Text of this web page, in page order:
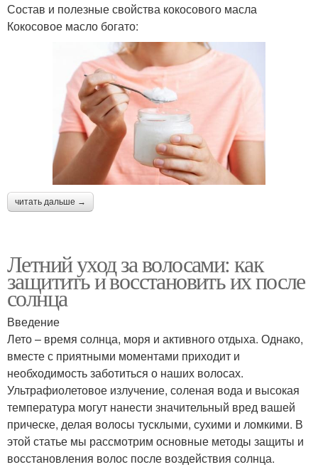
Состав и полезные свойства кокосового масла
Кокосовое масло богато:
читать дальше →
Летний уход за волосами: как
защитить и восстановить их после
солнца
Введение
Лето – время солнца, моря и активного отдыха. Однако,
вместе с приятными моментами приходит и
необходимость заботиться о наших волосах.
Ультрафиолетовое излучение, соленая вода и высокая
температура могут нанести значительный вред вашей
прическе, делая волосы тусклыми, сухими и ломкими. В
этой статье мы рассмотрим основные методы защиты и
восстановления волос после воздействия солнца.